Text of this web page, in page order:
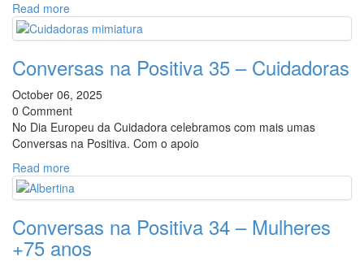
Read more
Conversas na Positiva 35 – Cuidadoras
October 06, 2025
0 Comment
No Dia Europeu da Cuidadora celebramos com mais umas
Conversas na Positiva. Com o apoio
Read more
Conversas na Positiva 34 – Mulheres
+75 anos